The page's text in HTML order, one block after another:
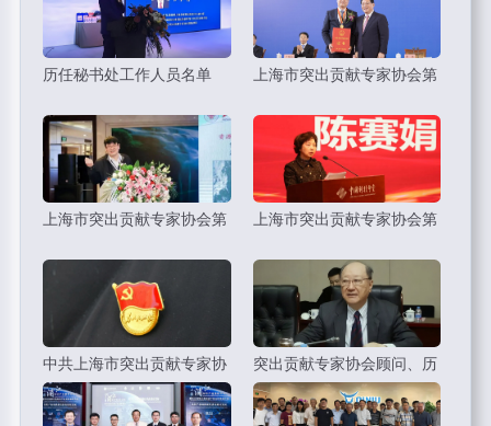
历任秘书处工作人员名单 上海市突出贡献专家协会第
上海市突出贡献专家协会第 上海市突出贡献专家协会第
中共上海市突出贡献专家协
会党工组
突出贡献专家协会顾问、历
届会长